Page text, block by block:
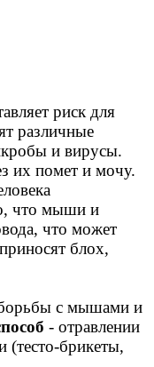
риск для
различные
и вирусы.
их помет и мочу.
что мыши и
что может
блох,
с мышами и
- отравлении
(тесто-брикеты,